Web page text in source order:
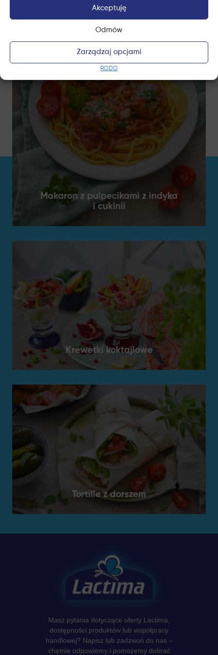
Akceptuję
Odmów
Zarządzaj opcjami
RODO
Makaron z pulpecikami z indyka
i cukinii
Krewetki koktajlowe
Tortille z dorszem
Masz pytania dotyczące oferty Lactima,
dostępności produktów lub współpracy
handlowej? Napisz lub zadzwoń do nas –
chętnie odpowiemy i pomożemy dobrać